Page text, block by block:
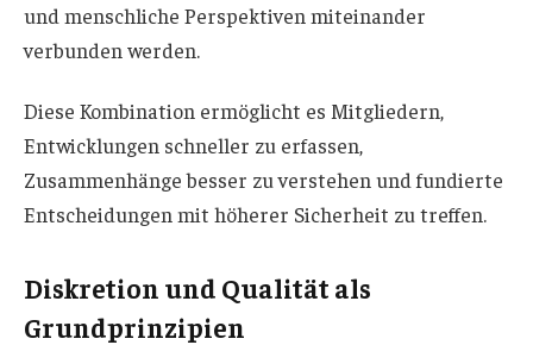
und menschliche Perspektiven miteinander
verbunden werden.
Diese Kombination ermöglicht es Mitgliedern,
Entwicklungen schneller zu erfassen,
Zusammenhänge besser zu verstehen und fundierte
Entscheidungen mit höherer Sicherheit zu treffen.
Diskretion und Qualität als
Grundprinzipien